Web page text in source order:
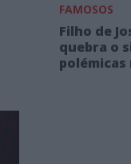
FAMOSOS
Filho de
quebra o